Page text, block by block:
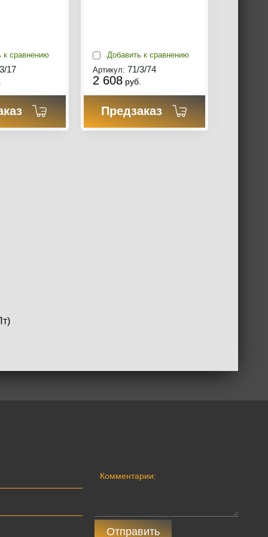
к сравнению
17
Добавить к сравнению
Артикул: 71/3/74
2 608руб.
Предзаказ
Отправить